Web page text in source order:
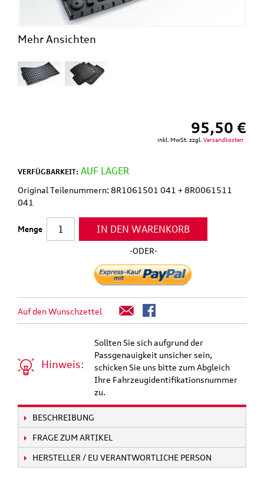
Mehr Ansichten
95,50 €
inkl. MwSt. zzgl. Versandkosten
VERFÜGBARKEIT: AUF LAGER
Original Teilenummern: 8R1061501 041 + 8R0061511
041
Menge IN DEN WARENKORB
-ODER-
Auf den Wunschzettel
Hinweis:
Sollten Sie sich aufgrund der
Passgenauigkeit unsicher sein,
schicken Sie uns bitte zum Abgleich
Ihre Fahrzeugidentifikationsnummer
zu.
BESCHREIBUNG
FRAGE ZUM ARTIKEL
HERSTELLER / EU VERANTWORTLICHE PERSON